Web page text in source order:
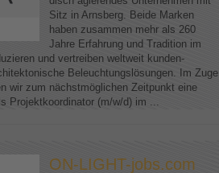
Sitz in Arnsberg. Beide Marken
haben zusammen mehr als 260
Jahre Erfahrung und Tradition im
und vertreiben weltweit kunden-
Beleuchtungslösungen. Im Zuge
wir zum nächstmöglichen Zeitpunkt eine
Projektkoordinator (m/w/d) im ...
ON-LIGHT-jobs.com